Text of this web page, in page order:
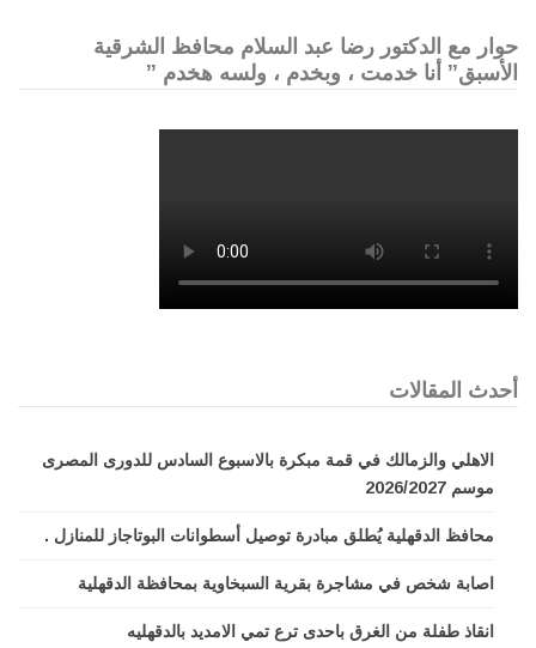
حوار مع الدكتور رضا عبد السلام محافظ الشرقية
الأسبق” أنا خدمت ، وبخدم ، ولسه هخدم ”
أحدث المقالات
الاهلي والزمالك في قمة مبكرة بالاسبوع السادس للدورى المصرى
موسم 2026/2027
محافظ الدقهلية يُطلق مبادرة توصيل أسطوانات البوتاجاز للمنازل .
اصابة شخص في مشاجرة بقرية السبخاوية بمحافظة الدقهلية
انقاذ طفلة من الغرق باحدى ترع تمي الامديد بالدقهليه